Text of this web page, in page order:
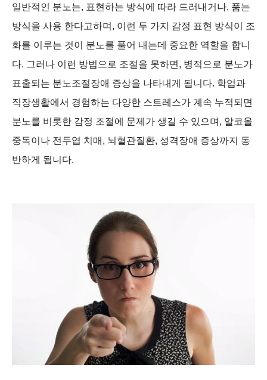
일반적인 분노는, 표현하는 방식에 따라 드러내거나, 품는
방식을 사용 한다고하며, 이런 두 가지 감정 표현 방식이 조
화를 이루는 것이 분노를 풀어 내는데 중요한 역할을 합니
다. 그러나 이런 방법으로 조절을 못하면, 병적으로 분노가
표출되는 분노조절장애 증상을 나타내게 됩니다. 학업과
직장생활에서 경험하는 다양한 스트레스가 계속 누적되면
분노를 비롯한 감정 조절에 문제가 생길 수 있으며, 알코올
중독이나 전두엽 치매, 뇌혈관질환, 성격장애 증상까지 동
반하게 됩니다.